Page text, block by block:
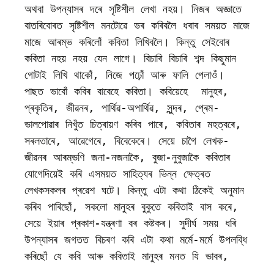
অথবা উপন্যাসৰ দৰে সৃষ্টিশীল লেখা নহয়। নিজৰ অজ্ঞাতে
বাতৰিবোৰত সৃষ্টিশীল মনটোৱে ভৰ কৰিবলৈ ধৰাৰ সময়ত মাজে
মাজে আৰম্ভ কৰিলোঁ কবিতা লিখিবলৈ। কিন্তু সেইবোৰ
কবিতা নহয় নহয় যেন লাগে। বিচাৰি বিচাৰি শব্দ কিছুমান
গোটাই লিখি থাকোঁ, নিজে পঢ়োঁ আৰু ফালি পেলাওঁ।
পাছত ভাবোঁ কবিৰ বাবেহে কবিতা। কবিয়েহে  মানুহৰ,
প্ৰকৃতিৰ, জীৱনৰ, পাৰ্থিৱ-অপাৰ্থিৱ, সুন্দৰ, প্ৰেম-
ভালপোৱাৰ নিখুঁত চিত্ৰায়ণ কৰিব পাৰে, কবিতাৰ মহত্বৰে,
সৰলতাৰে, আৱেগেৰে, বিবেকেৰে। সেয়ে চাগৈ লেখক-
জীৱনৰ আৰম্ভণি জনা-নজনাকৈ, বুজা-নুবুজাকৈ কবিতাৰ
যোগেদিয়েই কৰি এসময়ত সাহিত্যৰ ভিন্ন ক্ষেত্ৰত
লেখকসকলৰ প্ৰৱেশ ঘটে। কিন্তু এটা কথা ঠিকেই অনুমান
কৰিব পাৰিছোঁ, সকলো মানুহৰ বুকুতে কবিতাই বাস কৰে,
সেয়ে ইয়াৰ প্ৰকাশ-যন্ত্ৰণা বৰ কষ্টকৰ। সুদীৰ্ঘ সময় ধৰি
উপন্যাসৰ জগতত বিচৰণ কৰি এটা কথা মৰ্মে-মৰ্মে উপলব্ধি
কৰিছোঁ যে কবি আৰু কবিতাই মানুহৰ মনত যি ভাবৰ,